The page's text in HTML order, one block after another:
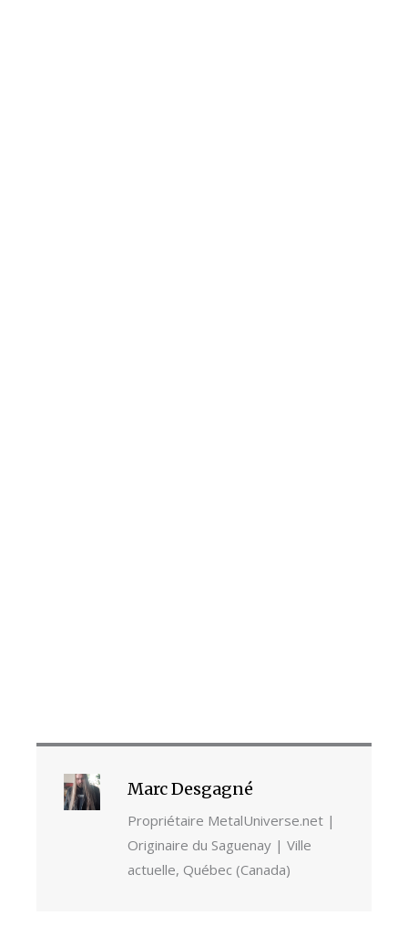
Marc Desgagné
Propriétaire MetalUniverse.net |
Originaire du Saguenay | Ville
actuelle, Québec (Canada)